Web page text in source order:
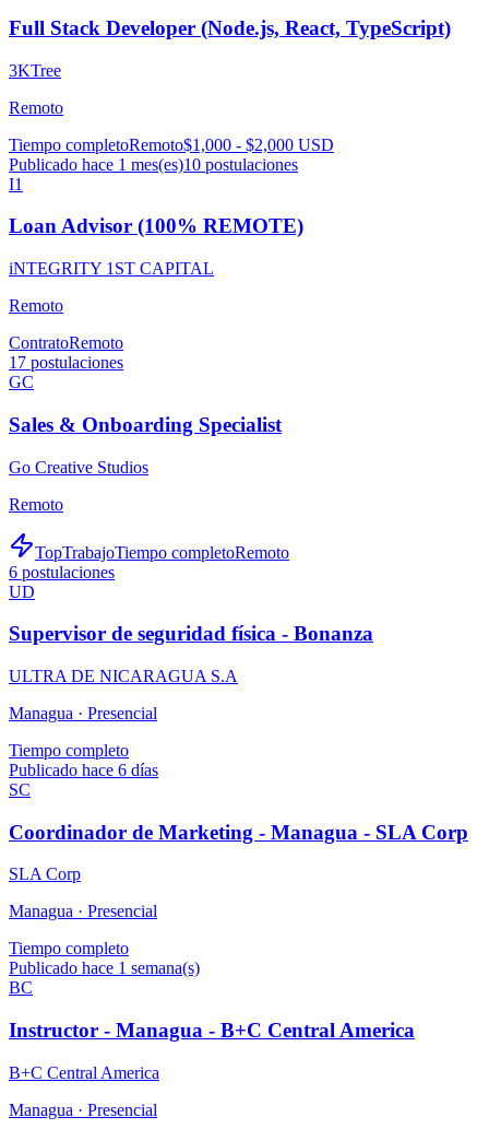
Full Stack Developer (Node.js, React, TypeScript)
3KTree
Remoto
Tiempo completoRemoto$1,000 - $2,000 USD
Publicado hace 1 mes(es)10 postulaciones
I1
Loan Advisor (100% REMOTE)
iNTEGRITY 1ST CAPITAL
Remoto
ContratoRemoto
17 postulaciones
GC
Sales & Onboarding Specialist
Go Creative Studios
Remoto
TopTrabajoTiempo completoRemoto
6 postulaciones
UD
Supervisor de seguridad física - Bonanza
ULTRA DE NICARAGUA S.A
Managua · Presencial
Tiempo completo
Publicado hace 6 días
SC
Coordinador de Marketing - Managua - SLA Corp
SLA Corp
Managua · Presencial
Tiempo completo
Publicado hace 1 semana(s)
BC
Instructor - Managua - B+C Central America
B+C Central America
Managua · Presencial